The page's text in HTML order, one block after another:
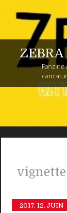
ZEBRA
Fanzine
vignette
2017. 12. JUIN